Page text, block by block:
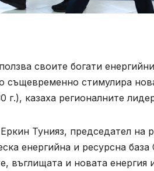
своите богати
същевременно стимулира
казаха регионалните
Тунияз, председател на
енергийна и ресурсна
въглищата и новата